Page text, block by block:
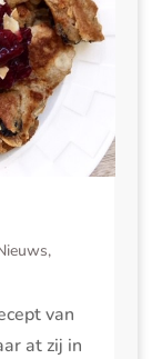
,
van
at zij in